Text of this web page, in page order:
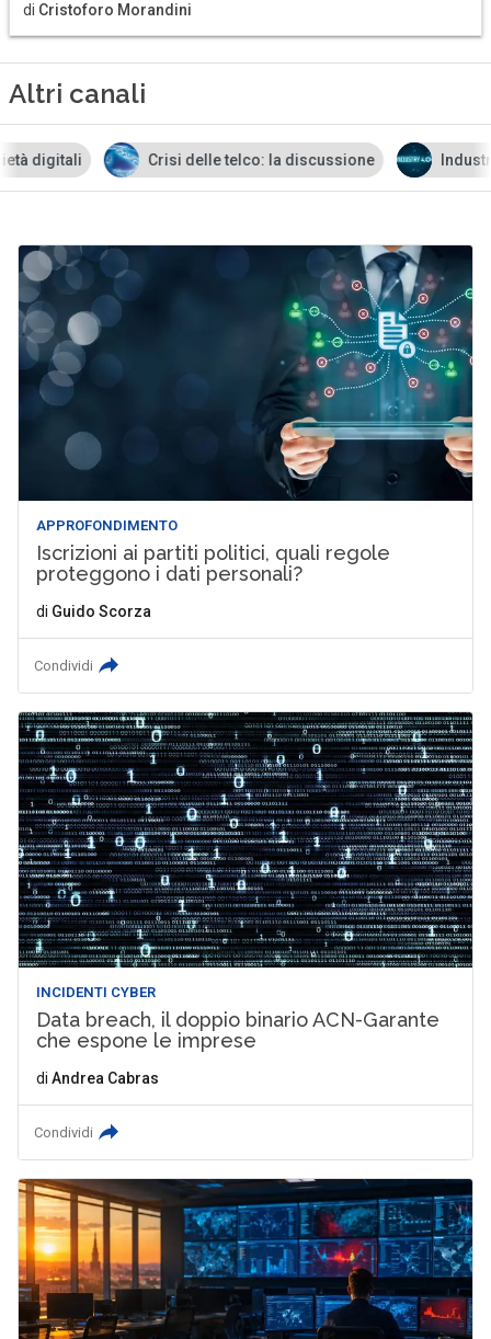
di Cristoforo Morandini
Altri canali
Crisi delle telco: la discussione Industry 4.0
APPROFONDIMENTO
Iscrizioni ai partiti politici, quali regole
proteggono i dati personali?
di Guido Scorza
Condividi
INCIDENTI CYBER
Data breach, il doppio binario ACN-Garante
che espone le imprese
di Andrea Cabras
Condividi